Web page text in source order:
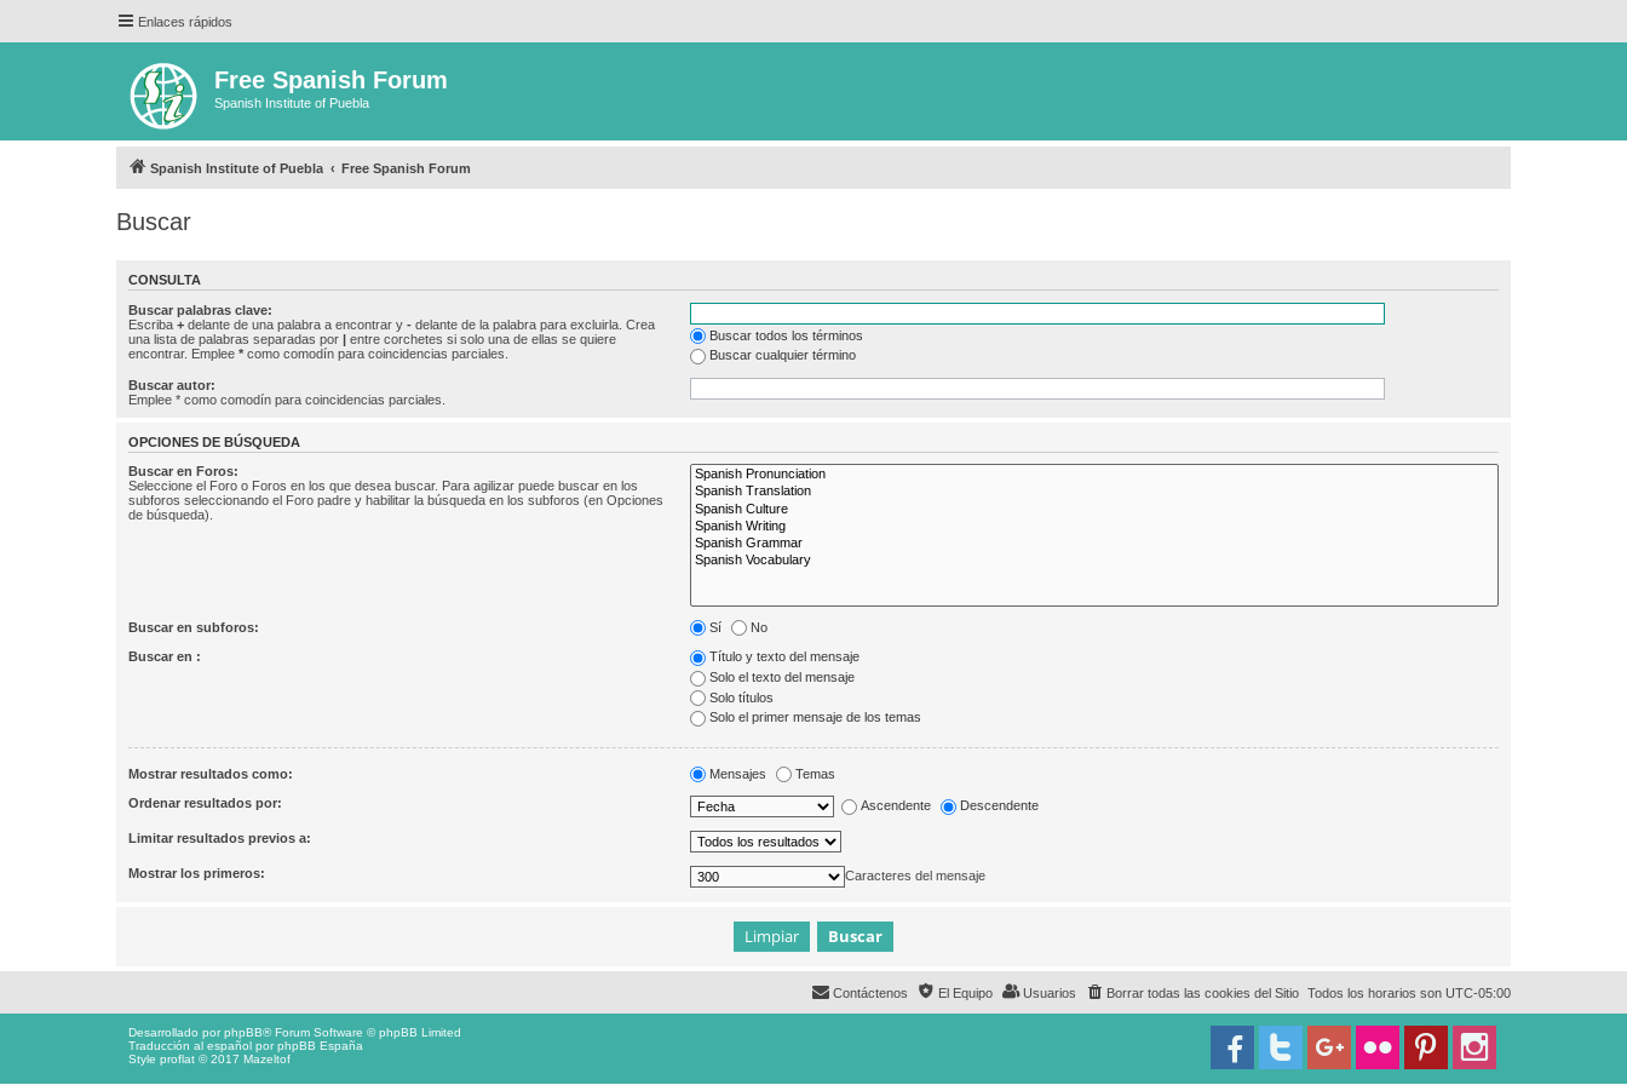
Enlaces rápidos
Free Spanish Forum
Spanish Institute of Puebla
Spanish Institute of Puebla Free Spanish Forum
Buscar
CONSULTA
Buscar palabras clave:
Escriba + delante de una palabra a encontrar y - delante de la palabra para excluirla. Crea
una lista de palabras separadas por | entre corchetes si solo una de ellas se quiere
encontrar. Emplee * como comodín para coincidencias parciales.
Buscar todos los términos
Buscar cualquier término
Buscar autor:
Emplee * como comodín para coincidencias parciales.
OPCIONES DE BÚSQUEDA
Buscar en Foros:
Seleccione el Foro o Foros en los que desea buscar. Para agilizar puede buscar en los
subforos seleccionando el Foro padre y habilitar la búsqueda en los subforos (en Opciones
de búsqueda).
Buscar en subforos: Sí No
Buscar en :
Título y texto del mensaje
Solo el texto del mensaje
Solo títulos
Solo el primer mensaje de los temas
Mostrar resultados como: Mensajes Temas
Ordenar resultados por: Ascendente Descendente
Limitar resultados previos a:
Mostrar los primeros: Caracteres del mensaje
Todos los horarios son UTC-05:00
Borrar todas las cookies del Sitio
Usuarios
El Equipo
Contáctenos
Desarrollado porphpBB® Forum Software © phpBB Limited
Traducción al español porphpBB España
Style proflat © 2017 Mazeltof